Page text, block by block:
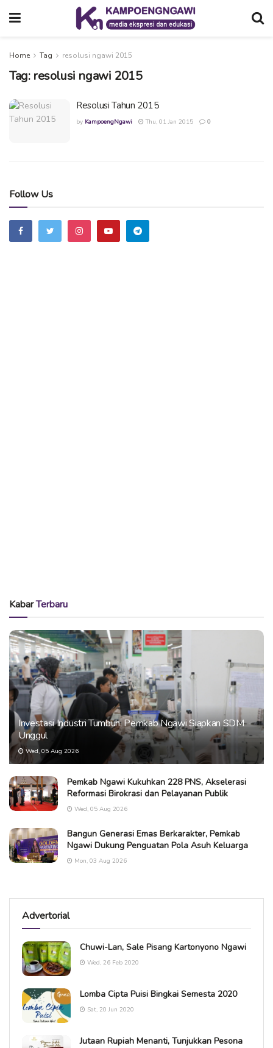
Home Tag resolusi ngawi 2015
Tag: resolusi ngawi 2015
Resolusi Tahun 2015
by KampoengNgawi Thu, 01 Jan 2015 0
Follow Us
KabarTerbaru
Investasi Industri Tumbuh, Pemkab Ngawi Siapkan SDM
Unggul
Wed, 05 Aug 2026
Pemkab Ngawi Kukuhkan 228 PNS, Akselerasi
Reformasi Birokrasi dan Pelayanan Publik
Wed, 05 Aug 2026
Bangun Generasi Emas Berkarakter, Pemkab
Ngawi Dukung Penguatan Pola Asuh Keluarga
Mon, 03 Aug 2026
Advertorial
Chuwi-Lan, Sale Pisang Kartonyono Ngawi
Wed, 26 Feb 2020
Lomba Cipta Puisi Bingkai Semesta 2020
Sat, 20 Jun 2020
Jutaan Rupiah Menanti, Tunjukkan Pesona